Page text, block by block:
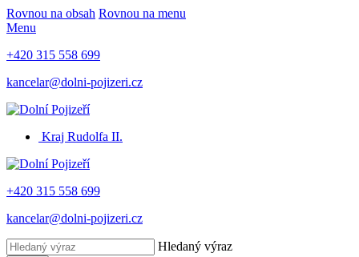
Rovnou na obsah Rovnou na menu
Menu
+420 315 558 699
kancelar@dolni-pojizeri.cz
Kraj Rudolfa II.
+420 315 558 699
kancelar@dolni-pojizeri.cz
Hledaný výraz